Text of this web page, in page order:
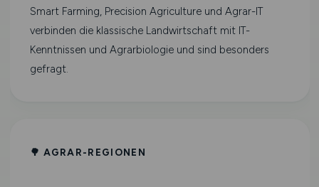
Smart Farming, Precision Agriculture und Agrar-IT
verbinden die klassische Landwirtschaft mit IT-
Kenntnissen und Agrarbiologie und sind besonders
gefragt.
🌳 AGRAR-REGIONEN